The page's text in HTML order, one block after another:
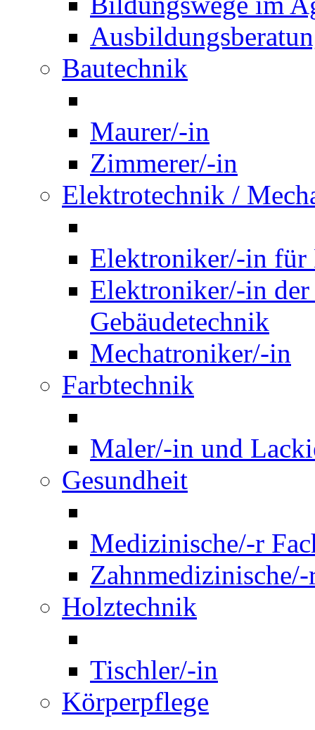
Bautechnik
Maurer/-in
Zimmerer/-in
Elektrotechnik /
Elektroniker/-in für
Elektroniker/-in
Gebäudetechnik
Mechatroniker/-in
Farbtechnik
Maler/-in und
Gesundheit
Medizinische/-r
Holztechnik
Tischler/-in
Körperpflege